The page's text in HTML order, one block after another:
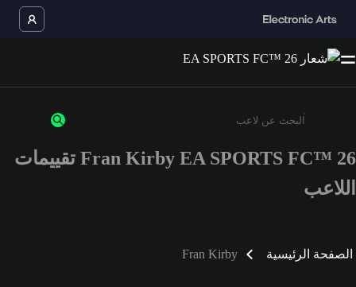
أدخل 3 أحرف أو أرقام على الأقل
Fran Kirby EA SPORTS FC™ 26 تقييمات
اللاعب
الصفحة الرئيسية Fran Kirby